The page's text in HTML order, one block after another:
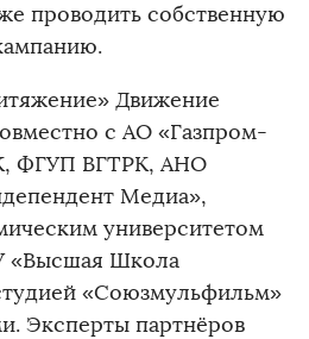
проводить собственную
Движение
с АО «Газпром-
ФГУП ВГТРК, АНО
Медиа»,
университетом
«Высшая Школа
«Союзмульфильм»
Эксперты партнёров